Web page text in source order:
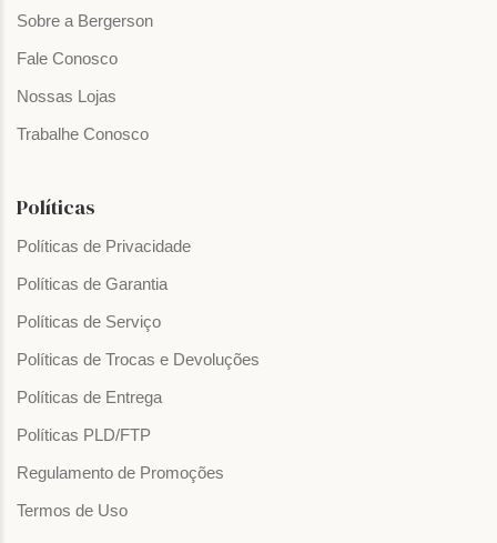
Sobre a Bergerson
Fale Conosco
Nossas Lojas
Trabalhe Conosco
Políticas
Políticas de Privacidade
Políticas de Garantia
Políticas de Serviço
Políticas de Trocas e Devoluções
Políticas de Entrega
Políticas PLD/FTP
Regulamento de Promoções
Termos de Uso